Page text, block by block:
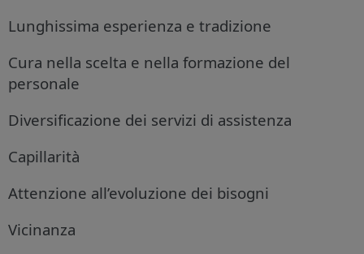
Lunghissima esperienza e tradizione
Cura nella scelta e nella formazione del
personale
Diversificazione dei servizi di assistenza
Capillarità
Attenzione all’evoluzione dei bisogni
Vicinanza